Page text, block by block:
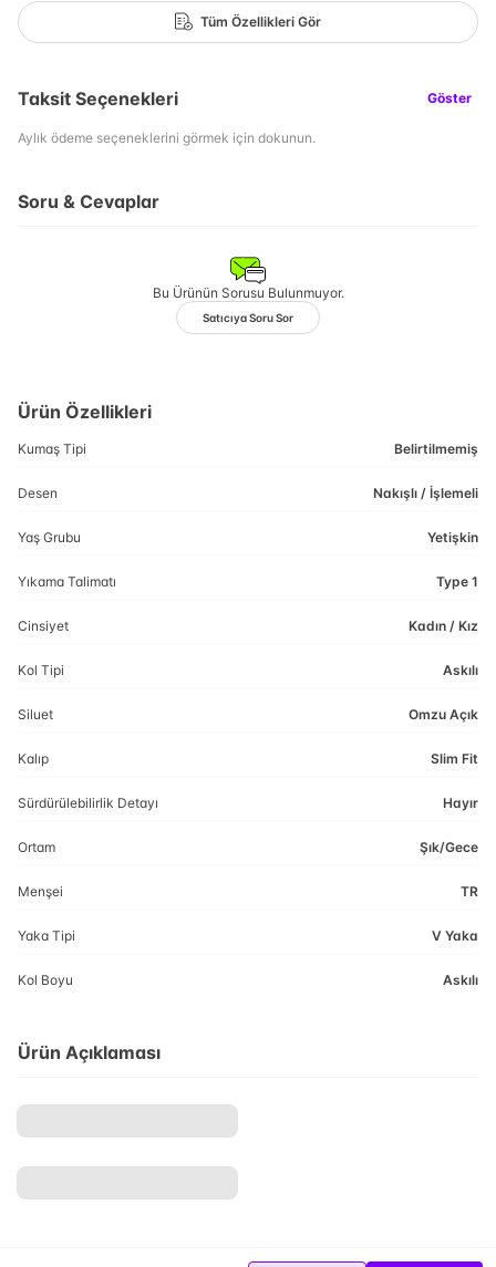
Tüm Özellikleri Gör
Taksit Seçenekleri Göster
Aylık ödeme seçeneklerini görmek için dokunun.
Soru & Cevaplar
Bu Ürünün Sorusu Bulunmuyor.
Satıcıya Soru Sor
Ürün Özellikleri
Kumaş Tipi Belirtilmemiş
Desen Nakışlı / İşlemeli
Yaş Grubu Yetişkin
Yıkama Talimatı Type 1
Cinsiyet Kadın / Kız
Kol Tipi Askılı
Siluet Omzu Açık
Kalıp Slim Fit
Sürdürülebilirlik Detayı Hayır
Ortam Şık/Gece
Menşei TR
Yaka Tipi V Yaka
Kol Boyu Askılı
Ürün Açıklaması